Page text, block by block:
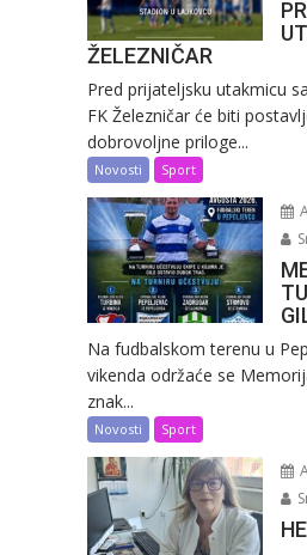
ŽELEZNIČAR
Pred prijateljsku utakmicu
FK Železničar će biti
dobrovoljne priloge...
Novosti Sport
Na fudbalskom terenu u
vikenda održaće se
znak...
Novosti Sport